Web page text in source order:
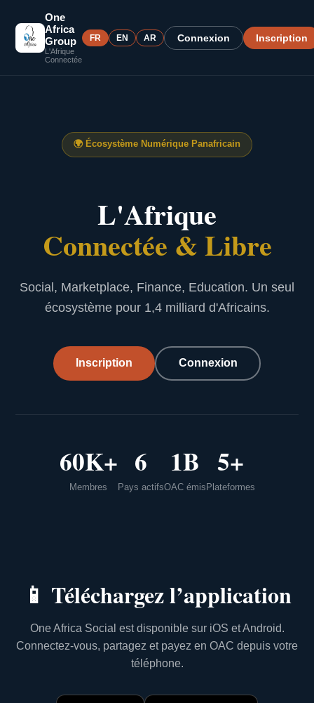
One
Africa
Group
L'Afrique
Connectée
FR EN AR Connexion Inscription
🌍 Écosystème Numérique Panafricain
L'Afrique
Connectée & Libre
Social, Marketplace, Finance, Education. Un seul
écosystème pour 1,4 milliard d'Africains.
Inscription Connexion
60K+
Membres
6
Pays actifs
1B
OAC émis
5+
Plateformes
📱 Téléchargez l’application
One Africa Social est disponible sur iOS et Android.
Connectez-vous, partagez et payez en OAC depuis votre
téléphone.